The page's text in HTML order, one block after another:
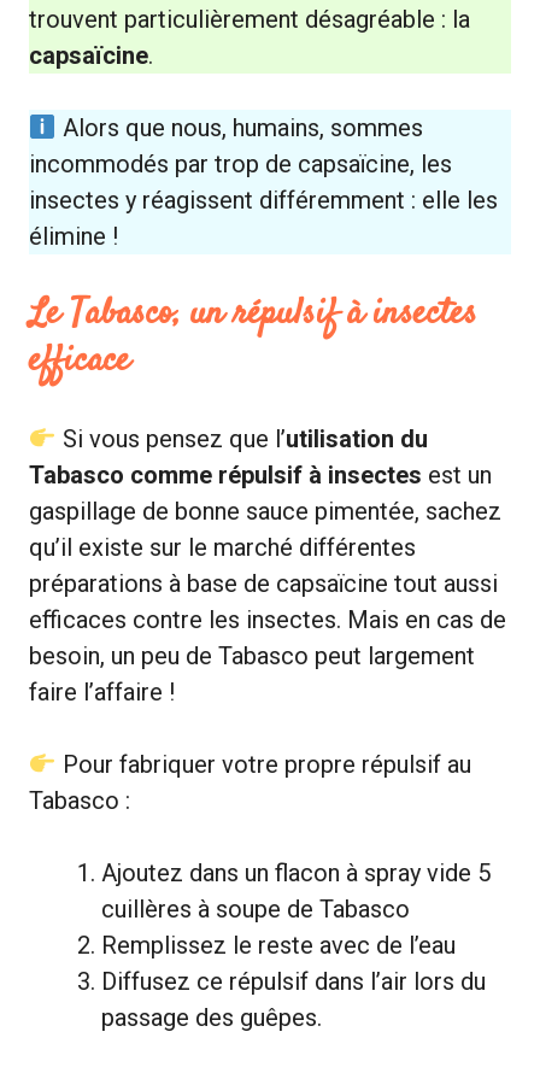
trouvent particulièrement désagréable : la
capsaïcine.
Alors que nous, humains, sommes
incommodés par trop de capsaïcine, les
insectes y réagissent différemment : elle les
élimine !
Le Tabasco, un répulsif à insectes
efficace
Si vous pensez que l’utilisation du
Tabasco comme répulsif à insectes est un
gaspillage de bonne sauce pimentée, sachez
qu’il existe sur le marché différentes
préparations à base de capsaïcine tout aussi
efficaces contre les insectes. Mais en cas de
besoin, un peu de Tabasco peut largement
faire l’affaire !
Pour fabriquer votre propre répulsif au
Tabasco :
Ajoutez dans un flacon à spray vide 5
cuillères à soupe de Tabasco
Remplissez le reste avec de l’eau
Diffusez ce répulsif dans l’air lors du
passage des guêpes.